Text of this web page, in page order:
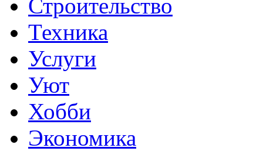
Строительство
Техника
Услуги
Уют
Хобби
Экономика